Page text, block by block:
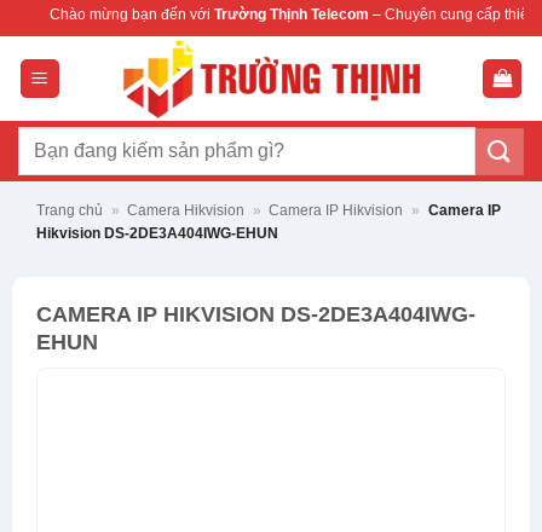
dung
bạn đến vớiTrường Thịnh Telecom– Chuyên cung cấp thiết bị mạng &
Tìm
Trang chủ » Camera Hikvision » Camera IP Hikvision » Camera IP
Hikvision DS-2DE3A404IWG-EHUN
CAMERA IP HIKVISION DS-2DE3A404IWG-
EHUN